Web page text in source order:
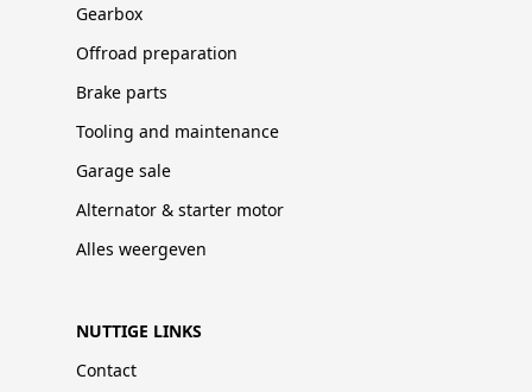
Gearbox
Offroad preparation
Brake parts
Tooling and maintenance
Garage sale
Alternator & starter motor
Alles weergeven
NUTTIGE LINKS
Contact